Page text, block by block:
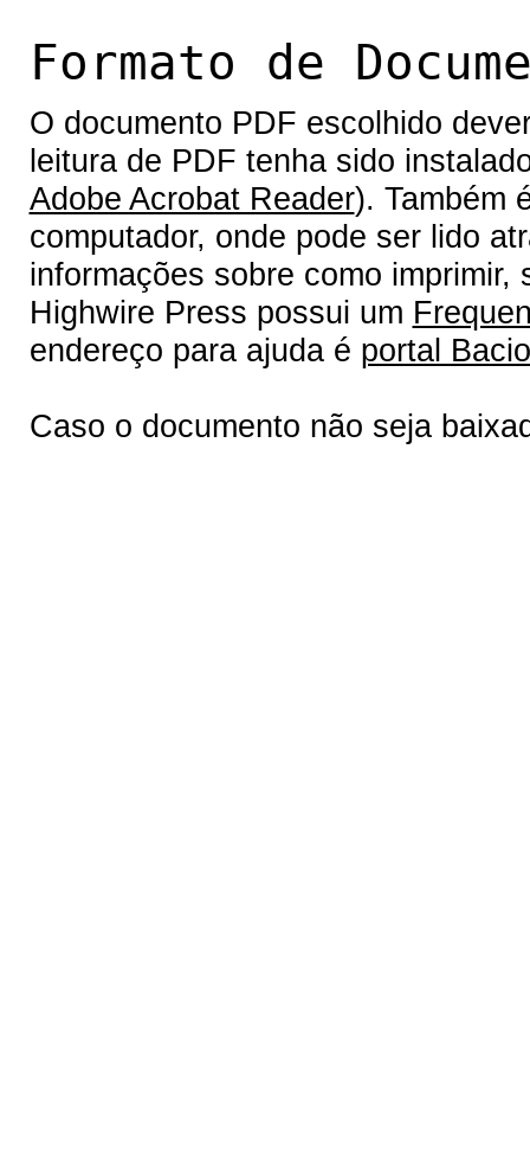
Formato de
O documento PDF escolhido
leitura de PDF tenha sido
Adobe Acrobat Reader). Também
computador, onde pode ser lido
informações sobre como
Highwire Press possui um
endereço para ajuda é portal
Caso o documento não seja